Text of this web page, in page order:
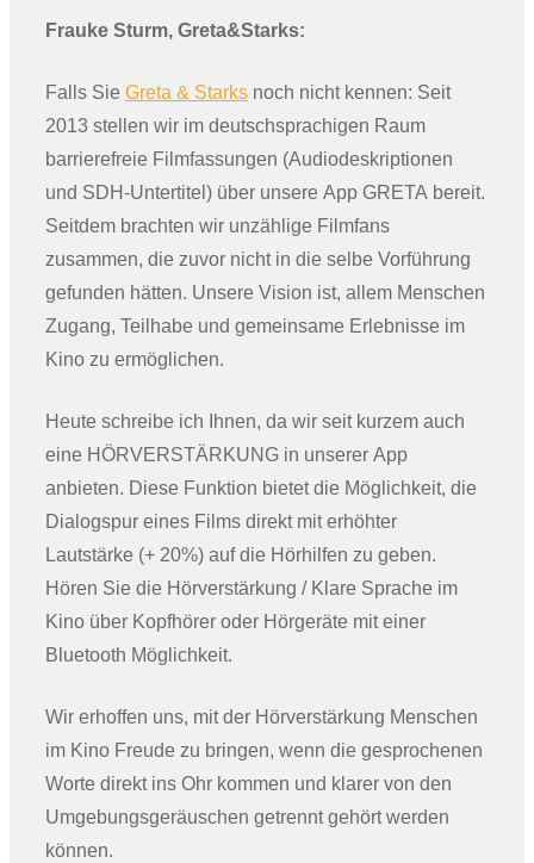
Frauke Sturm, Greta&Starks:
Falls Sie Greta & Starks noch nicht kennen: Seit
2013 stellen wir im deutschsprachigen Raum
barrierefreie Filmfassungen (Audiodeskriptionen
und SDH-Untertitel) über unsere App GRETA bereit.
Seitdem brachten wir unzählige Filmfans
zusammen, die zuvor nicht in die selbe Vorführung
gefunden hätten. Unsere Vision ist, allem Menschen
Zugang, Teilhabe und gemeinsame Erlebnisse im
Kino zu ermöglichen.
Heute schreibe ich Ihnen, da wir seit kurzem auch
eine HÖRVERSTÄRKUNG in unserer App
anbieten. Diese Funktion bietet die Möglichkeit, die
Dialogspur eines Films direkt mit erhöhter
Lautstärke (+ 20%) auf die Hörhilfen zu geben.
Hören Sie die Hörverstärkung / Klare Sprache im
Kino über Kopfhörer oder Hörgeräte mit einer
Bluetooth Möglichkeit.
Wir erhoffen uns, mit der Hörverstärkung Menschen
im Kino Freude zu bringen, wenn die gesprochenen
Worte direkt ins Ohr kommen und klarer von den
Umgebungsgeräuschen getrennt gehört werden
können.